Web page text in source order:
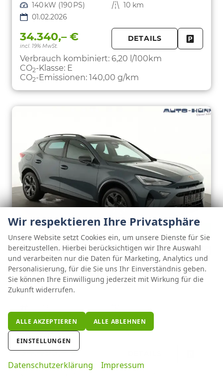
Leistung 140 kW (190 PS) Kilometerstand 10 km
01.02.2026
34.340,– €
incl. 19% MwSt.
DETAILS
Verbrauch kombiniert: 6,20 l/100km
CO2-Klasse: E
CO2-Emissionen: 140,00 g/km
ab 352,– € mtl.
Cupra Formentor
1.5 eTSI 110 kW DSG, Matrix, AHK, Kamera, Winter, el. Klappe, 5 J.-Garantie
unverbindliche Lieferzeit:
Kraftstoff Benzin Außenfarbe Fjord Blau
Leistung 110 kW (150 PS) Kilometerstand 10 km
34.495,– €
incl. 19% MwSt.
Wir respektieren Ihre Privatsphäre
Unsere Website setzt Cookies ein, um unsere Dienste für Sie
bereitzustellen. Hierbei berücksichtigen wir Ihre Auswahl
und verarbeiten nur die Daten für Marketing, Analytics und
Personalisierung, für die Sie uns Ihr Einverständnis geben.
Sie können Ihre Einwilligung jederzeit mit Wirkung für die
Zukunft widerrufen.
ALLE AKZEPTIEREN ALLE ABLEHNEN
EINSTELLUNGEN
Datenschutzerklärung Impressum